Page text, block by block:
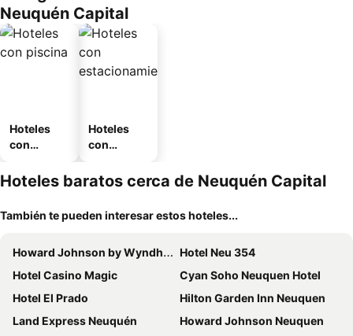
Neuquén Capital
Hoteles
con
Hoteles
con
miento
Hoteles baratos cerca de Neuquén Capital
También te pueden interesar estos hoteles...
Howard Johnson by Wyndham Neuquen
Hotel Neu 354
Hotel Casino Magic
Cyan Soho Neuquen Hotel
Hotel El Prado
Hilton Garden Inn Neuquen
Land Express Neuquén
Howard Johnson Neuquen